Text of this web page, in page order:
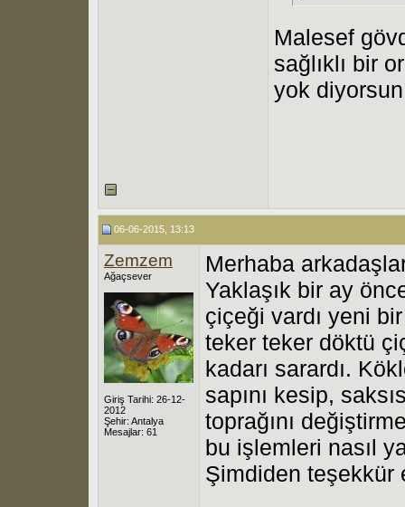
Malesef
sağlıklı bir
yok diyorsun
06-06-2015, 13:13
Zemzem
Ağaçsever
Giriş Tarihi: 26-12-
2012
Şehir: Antalya
Mesajlar: 61
Merhaba
Yaklaşık bir ay
çiçeği vardı yeni
teker teker döktü
kadarı sarardı.
sapını kesip,
toprağını
bu işlemleri nasıl
Şimdiden teşekkür